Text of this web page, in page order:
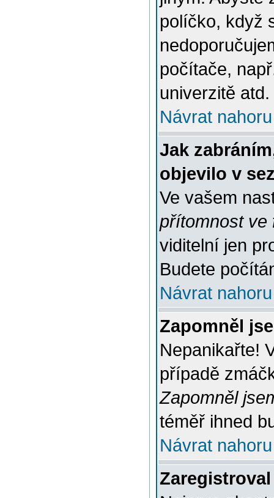
políčko, když
počítače,
univerzitě atd.
Návrat nahoru
Jak
objevilo v
Ve vašem
přítomnost ve
viditelní jen
Budete
Návrat nahoru
Zapomněl
Nepanikařte!
případě
Zapomněl
téměř ihned
Návrat nahoru